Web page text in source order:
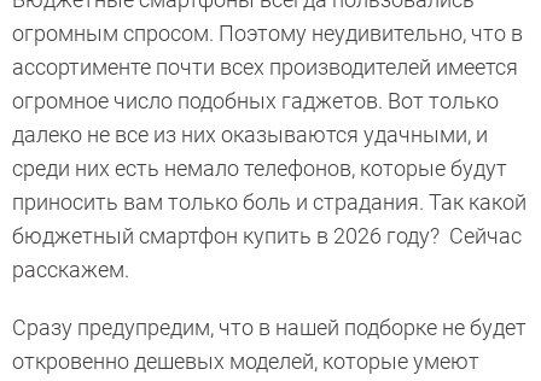
огромным спросом. Поэтому неудивительно, что в
ассортименте почти всех производителей имеется
огромное число подобных гаджетов. Вот только
далеко не все из них оказываются удачными, и
среди них есть немало телефонов, которые будут
приносить вам только боль и страдания. Так какой
бюджетный смартфон купить в 2026 году? Сейчас
расскажем.
Сразу предупредим, что в нашей подборке не будет
откровенно дешевых моделей, которые умеют